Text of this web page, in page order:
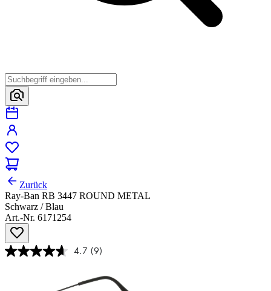
Zurück
Ray-Ban RB 3447 ROUND METAL
Schwarz / Blau
Art.-Nr. 6171254
4.7 (9)